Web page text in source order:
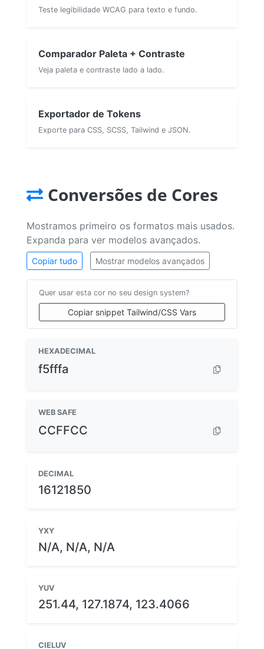
Teste legibilidade WCAG para texto e fundo.
Comparador Paleta + Contraste
Veja paleta e contraste lado a lado.
Exportador de Tokens
Exporte para CSS, SCSS, Tailwind e JSON.
Conversões de Cores
Mostramos primeiro os formatos mais usados.
Expanda para ver modelos avançados.
Copiar tudo Mostrar modelos avançados
Quer usar esta cor no seu design system?
Copiar snippet Tailwind/CSS Vars
HEXADECIMAL
f5fffa
WEB SAFE
CCFFCC
DECIMAL
16121850
YXY
N/A, N/A, N/A
YUV
251.44, 127.1874, 123.4066
CIELUV